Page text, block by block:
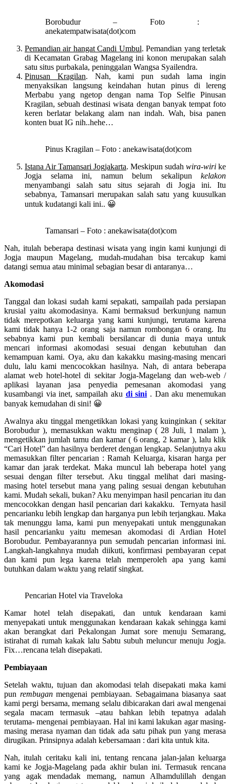
Borobudur – Foto :
anekatempatwisata(dot)com
Pemandian air hangat Candi Umbul. Pemandian yang terletak
di Kecamatan Grabag Magelang ini konon merupakan salah
satu situs purbakala, peninggalan Wangsa Syailendra.
Pinusan Kragilan. Nah, kami pun sudah lama ingin
menyaksikan langsung keindahan hutan pinus di lereng
Merbabu yang ngetop dengan nama Top Selfie Pinusan
Kragilan, sebuah destinasi wisata dengan banyak tempat foto
keren berlatar belakang alam nan indah. Wah, bisa panen
konten buat IG nih..hehe…
Pinus Kragilan – Foto : anekawisata(dot)com
Istana Air Tamansari Jogjakarta. Meskipun sudah wira-wiri ke
Jogja selama ini, namun belum sekalipun kelakon
menyambangi salah satu situs sejarah di Jogja ini. Itu
sebabnya, Tamansari merupakan salah satu yang kuusulkan
untuk kudatangi kali ini.. 😀
Tamansari – Foto : anekawisata(dot)com
Nah, itulah beberapa destinasi wisata yang ingin kami kunjungi di
Jogja maupun Magelang, mudah-mudahan bisa tercakup kami
datangi semua atau minimal sebagian besar di antaranya…
Akomodasi
Tanggal dan lokasi sudah kami sepakati, sampailah pada persiapan
krusial yaitu akomodasinya. Kami bermaksud berkunjung namun
tidak merepotkan keluarga yang kami kunjungi, terutama karena
kami tidak hanya 1-2 orang saja namun rombongan 6 orang. Itu
sebabnya kami pun kembali bersilancar di dunia maya untuk
mencari informasi akomodasi sesuai dengan kebutuhan dan
kemampuan kami. Oya, aku dan kakakku masing-masing mencari
dulu, lalu kami mencocokkan hasilnya. Nah, di antara beberapa
alamat web hotel-hotel di sekitar Jogja-Magelang dan web-web /
aplikasi layanan jasa penyedia pemesanan akomodasi yang
kusambangi via inet, sampailah aku di sini . Dan aku menemukan
banyak kemudahan di sini! 😀
Awalnya aku tinggal mengetikkan lokasi yang kuinginkan ( sekitar
Borobudur ), memasukkan waktu menginap ( 28 Juli, 1 malam ),
mengetikkan jumlah tamu dan kamar ( 6 orang, 2 kamar ), lalu klik
“Cari Hotel” dan hasilnya berderet dengan lengkap. Selanjutnya aku
memasukkan filter pencarian : Ramah Keluarga, kisaran harga per
kamar dan jarak terdekat. Maka muncul lah beberapa hotel yang
sesuai dengan filter tersebut. Aku tinggal melihat dari masing-
masing hotel tersebut mana yang paling sesuai dengan kebutuhan
kami. Mudah sekali, bukan? Aku menyimpan hasil pencarian itu dan
mencocokkan dengan hasil pencarian dari kakakku. Ternyata hasil
pencarianku lebih lengkap dan harganya pun lebih terjangkau. Maka
tak menunggu lama, kami pun menyepakati untuk menggunakan
hasil pencarianku yaitu memesan akomodasi di Ardian Hotel
Borobudur. Pembayarannya pun semudah pencarian informasi ini.
Langkah-langkahnya mudah diikuti, konfirmasi pembayaran cepat
dan kami pun lega karena telah memperoleh apa yang kami
butuhkan dalam waktu yang relatif singkat.
Pencarian Hotel via Traveloka
Kamar hotel telah disepakati, dan untuk kendaraan kami
menyepakati untuk menggunakan kendaraan kakak sehingga kami
akan berangkat dari Pekalongan Jumat sore menuju Semarang,
istirahat di rumah kakak lalu Sabtu subuh meluncur menuju Jogja.
Fix…rencana telah disepakati.
Pembiayaan
Setelah waktu, tujuan dan akomodasi telah disepakati maka kami
pun rembuganmengenai pembiayaan. Sebagaimana biasanya saat
kami pergi bersama, memang selalu dibicarakan dari awal mengenai
segala macam termasuk –atau bahkan lebih tepatnya adalah
terutama- mengenai pembiayaan. Hal ini kami lakukan agar masing-
masing merasa nyaman dan tidak ada satu pihak pun yang merasa
dirugikan. Prinsipnya adalah kebersamaan : dari kita untuk kita.
Nah, itulah ceritaku kali ini, tentang rencana jalan-jalan keluarga
kami ke Jogja-Magelang pada akhir bulan ini. Termasuk rencana
yang agak mendadak memang, namun Alhamdulillah dengan